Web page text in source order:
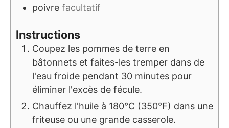
poivre facultatif
Instructions
Coupez les pommes de terre en
bâtonnets et faites-les tremper dans de
l'eau froide pendant 30 minutes pour
éliminer l'excès de fécule.
Chauffez l'huile à 180°C (350°F) dans une
friteuse ou une grande casserole.